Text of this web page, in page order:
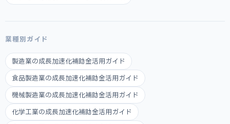
業種別ガイド
製造業の成長加速化補助金活用ガイド
食品製造業の成長加速化補助金活用ガイド
機械製造業の成長加速化補助金活用ガイド
化学工業の成長加速化補助金活用ガイド